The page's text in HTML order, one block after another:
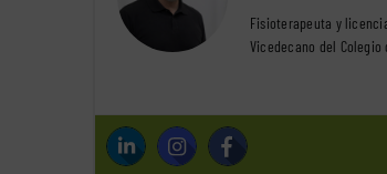
Fisioterapeuta y
Vicedecano del